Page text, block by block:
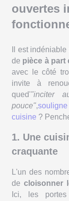
ouvertes
Il est
de pièce à part
avec le côté
invite à
qued'"inciter
pouce",
cuisine ?
1. Une
craquante
L'un des
de cloisonner
Ici, les portes